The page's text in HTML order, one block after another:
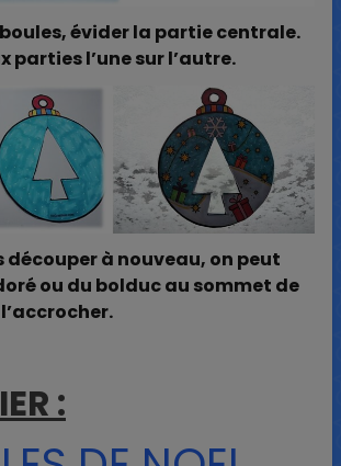
évider la partie centrale.
parties l’une sur l’autre.
découper à nouveau, on peut
ou du bolduc au sommet de
: